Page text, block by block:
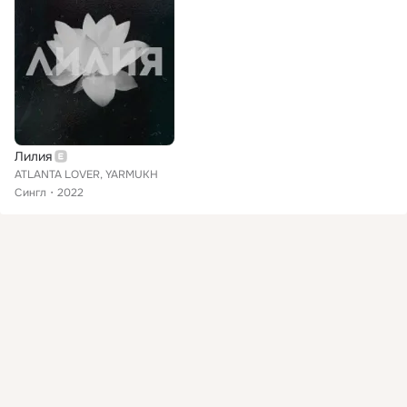
Лилия
ATLANTA LOVER, YARMUKH
Сингл
2022